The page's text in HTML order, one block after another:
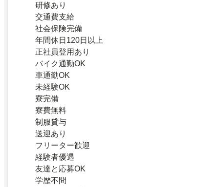
研修あり
交通費支給
社会保険完備
年間休日120日以上
正社員登用あり
バイク通勤OK
車通勤OK
未経験OK
寮完備
寮費無料
制服貸与
送迎あり
フリーター歓迎
経験者優遇
友達と応募OK
学歴不問